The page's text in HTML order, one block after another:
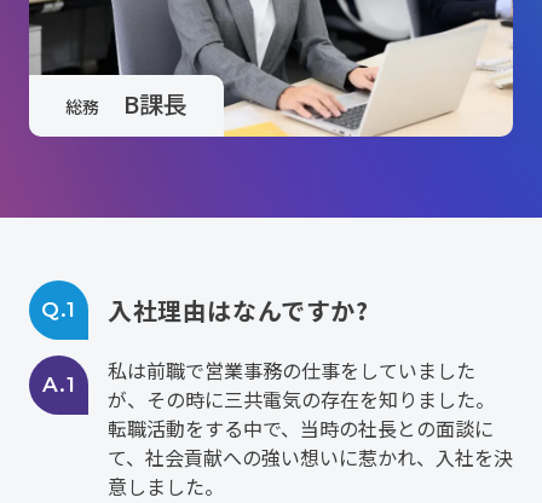
総務 B課長
Q.1 入社理由はなんですか?
A.1
私は前職で営業事務の仕事をしていました
が、その時に三共電気の存在を知りました。
転職活動をする中で、当時の社長との面談に
て、社会貢献への強い想いに惹かれ、入社を決
意しました。